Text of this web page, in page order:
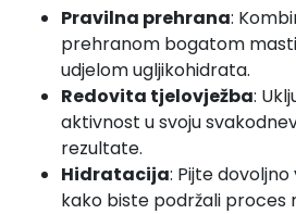
Pravilna prehrana:
prehranom bogatom
udjelom ugljikohidrata.
Redovita tjelovježba:
aktivnost u svoju
rezultate.
Hidratacija: Pijte
kako biste podržali proces